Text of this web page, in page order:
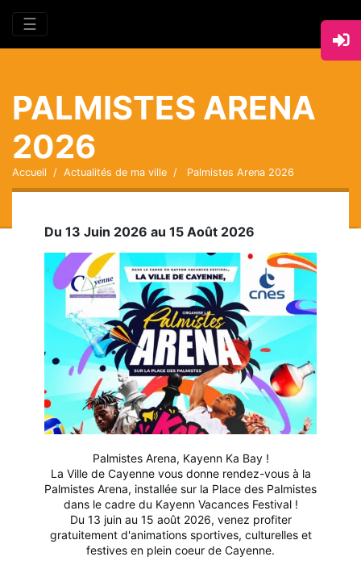
☰
PALMISTES ARENA
2026
Accueil Actualités de ma ville Palmistes Arena 2026
Du 13 Juin 2026 au 15 Août 2026
Palmistes Arena, Kayenn Ka Bay !
La Ville de Cayenne vous donne rendez-vous à la
Palmistes Arena, installée sur la Place des Palmistes
dans le cadre du Kayenn Vacances Festival !
Du 13 juin au 15 août 2026, venez profiter
gratuitement d'animations sportives, culturelles et
festives en plein coeur de Cayenne.